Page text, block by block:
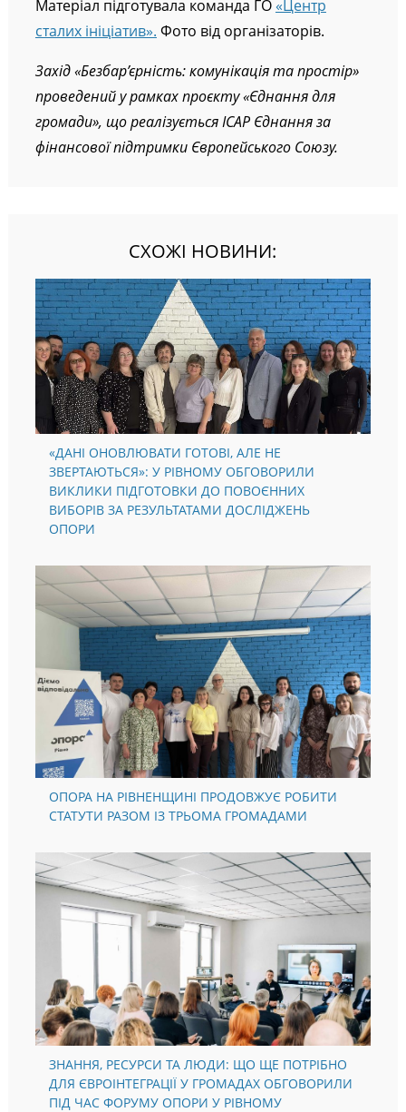
Матеріал підготувала команда ГО «Центр
сталих ініціатив». Фото від організаторів.
Захід«Безбар’єрність: комунікація та простір»
проведений у рамках проєкту «Єднання для
громади», що реалізується ІСАР Єднання за
фінансової підтримки Європейського Союзу.
СХОЖІ НОВИНИ:
«ДАНІ ОНОВЛЮВАТИ ГОТОВІ, АЛЕ НЕ
ЗВЕРТАЮТЬСЯ»: У РІВНОМУ ОБГОВОРИЛИ
ВИКЛИКИ ПІДГОТОВКИ ДО ПОВОЄННИХ
ВИБОРІВ ЗА РЕЗУЛЬТАТАМИ ДОСЛІДЖЕНЬ
ОПОРИ
ОПОРА НА РІВНЕНЩИНІ ПРОДОВЖУЄ РОБИТИ
СТАТУТИ РАЗОМ ІЗ ТРЬОМА ГРОМАДАМИ
ЗНАННЯ, РЕСУРСИ ТА ЛЮДИ: ЩО ЩЕ ПОТРІБНО
ДЛЯ ЄВРОІНТЕГРАЦІЇ У ГРОМАДАХ ОБГОВОРИЛИ
ПІД ЧАС ФОРУМУ ОПОРИ У РІВНОМУ